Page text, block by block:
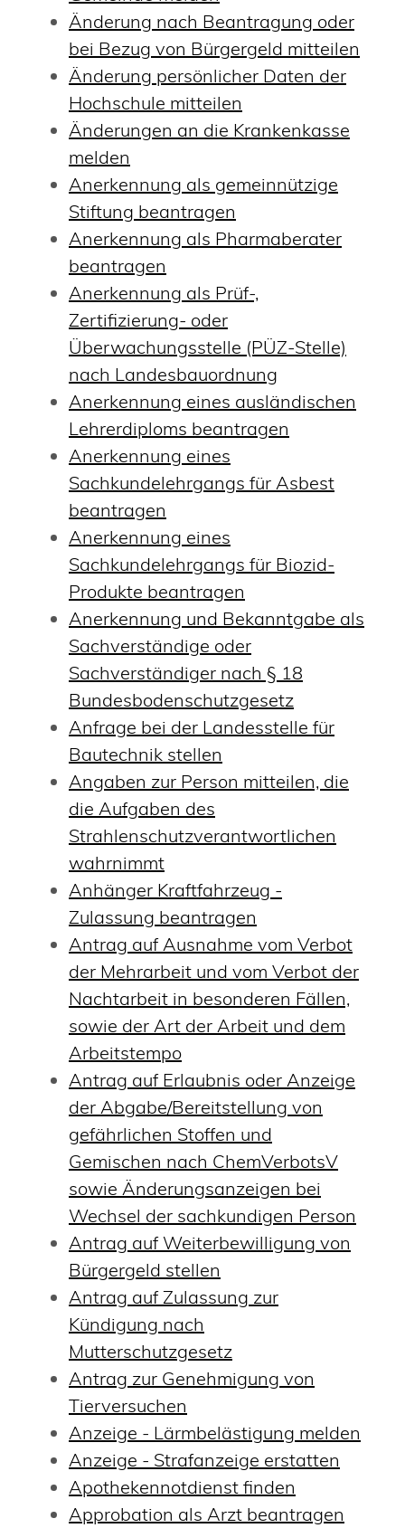
Änderung nach Beantragung oder
bei Bezug von Bürgergeld mitteilen
Änderung persönlicher Daten der
Hochschule mitteilen
Änderungen an die Krankenkasse
melden
Anerkennung als gemeinnützige
Stiftung beantragen
Anerkennung als Pharmaberater
beantragen
Anerkennung als Prüf-,
Zertifizierung- oder
Überwachungsstelle (PÜZ-Stelle)
nach Landesbauordnung
Anerkennung eines ausländischen
Lehrerdiploms beantragen
Anerkennung eines
Sachkundelehrgangs für Asbest
beantragen
Anerkennung eines
Sachkundelehrgangs für Biozid-
Produkte beantragen
Anerkennung und Bekanntgabe als
Sachverständige oder
Sachverständiger nach § 18
Bundesbodenschutzgesetz
Anfrage bei der Landesstelle für
Bautechnik stellen
Angaben zur Person mitteilen, die
die Aufgaben des
Strahlenschutzverantwortlichen
wahrnimmt
Anhänger Kraftfahrzeug -
Zulassung beantragen
Antrag auf Ausnahme vom Verbot
der Mehrarbeit und vom Verbot der
Nachtarbeit in besonderen Fällen,
sowie der Art der Arbeit und dem
Arbeitstempo
Antrag auf Erlaubnis oder Anzeige
der Abgabe/Bereitstellung von
gefährlichen Stoffen und
Gemischen nach ChemVerbotsV
sowie Änderungsanzeigen bei
Wechsel der sachkundigen Person
Antrag auf Weiterbewilligung von
Bürgergeld stellen
Antrag auf Zulassung zur
Kündigung nach
Mutterschutzgesetz
Antrag zur Genehmigung von
Tierversuchen
Anzeige - Lärmbelästigung melden
Anzeige - Strafanzeige erstatten
Apothekennotdienst finden
Approbation als Arzt beantragen